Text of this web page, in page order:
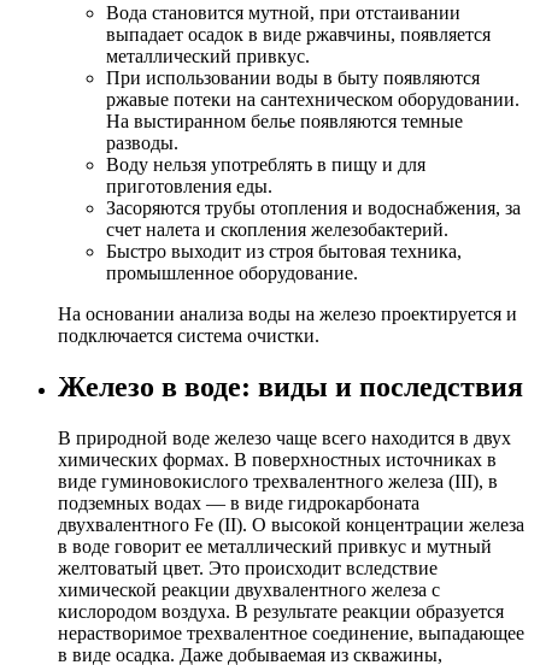
Вода становится мутной, при отстаивании
выпадает осадок в виде ржавчины, появляется
металлический привкус.
При использовании воды в быту появляются
ржавые потеки на сантехническом оборудовании.
На выстиранном белье появляются темные
разводы.
Воду нельзя употреблять в пищу и для
приготовления еды.
Засоряются трубы отопления и водоснабжения, за
счет налета и скопления железобактерий.
Быстро выходит из строя бытовая техника,
промышленное оборудование.
На основании анализа воды на железо проектируется и
подключается система очистки.
Железо в воде: виды и последствия
В природной воде железо чаще всего находится в двух
химических формах. В поверхностных источниках в
виде гуминовокислого трехвалентного железа (III), в
подземных водах — в виде гидрокарбоната
двухвалентного Fe (II). О высокой концентрации железа
в воде говорит ее металлический привкус и мутный
желтоватый цвет. Это происходит вследствие
химической реакции двухвалентного железа с
кислородом воздуха. В результате реакции образуется
нерастворимое трехвалентное соединение, выпадающее
в виде осадка. Даже добываемая из скважины,